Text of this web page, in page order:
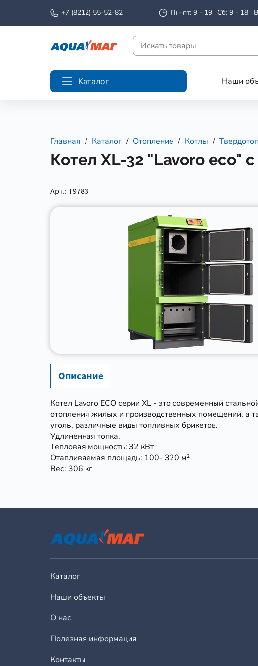
+7 (8212) 55-52-82 Пн-пт: 9 - 19 · Сб: 9 - 18 ·
Каталог Наши
Главная Каталог Отопление Котлы
Котел XL-32 "Lavoro eco"
Арт.: Т9783
Описание
Котел Lavoro ECO серии XL - это современный
отопления жилых и производственных помещений, а
уголь, различные виды топливных брикетов.
Удлиненная топка.
Тепловая мощность: 32 кВт
Отапливаемая площадь: 100- 320 м²
Вес: 306 кг
Каталог
Наши объекты
О нас
Полезная информация
Контакты